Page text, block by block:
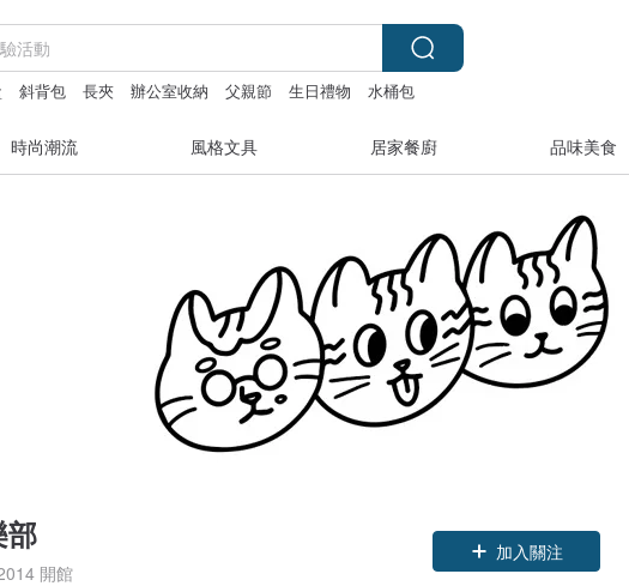
斜背包 長夾 辦公室收納 父親節 生日禮物 水桶包
時尚潮流 風格文具 居家餐廚 品味美食
部
開館
加入關注